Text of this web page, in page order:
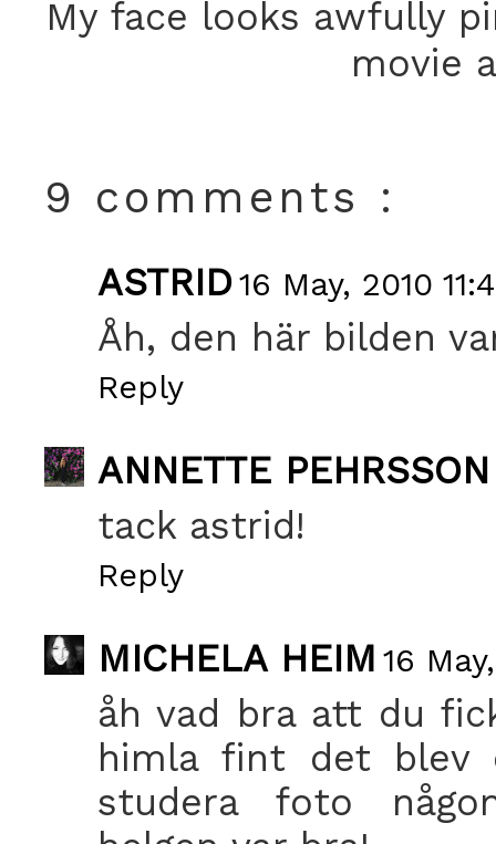
My face looks awfully
movie
9 comments :
ASTRID16 May, 2010
Åh, den här bilden
Reply
ANNETTE PEHRSSON
tack astrid!
Reply
MICHELA HEIM 16
åh vad bra att du
himla fint det blev
studera foto